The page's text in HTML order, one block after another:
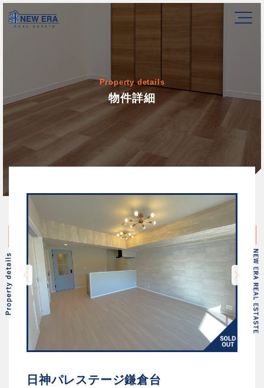
Property details
物件詳細
日神パレステージ鎌倉台